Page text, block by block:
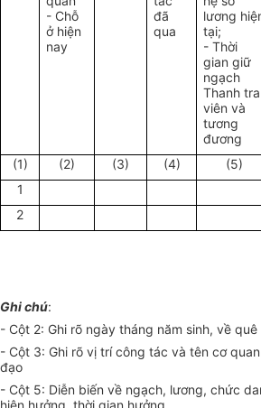
- Chỗ
ở hiện
nay
đã
qua
lương
tại;
- Thời
gian giữ
ngạch
Thanh tra
viên và
tương
đương
(1) (2) (3) (4) (5)
1
2
Ghi chú:
- Cột 2: Ghi rõ ngày tháng năm sinh, về
- Cột 3: Ghi rõ vị trí công tác và tên cơ
đạo
- Cột 5: Diễn biến về ngạch, lương, chức
hiện hưởng, thời gian hưởng